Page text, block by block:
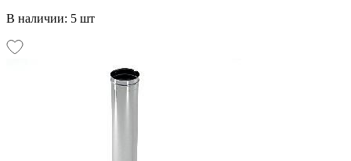
В наличии: 5 шт